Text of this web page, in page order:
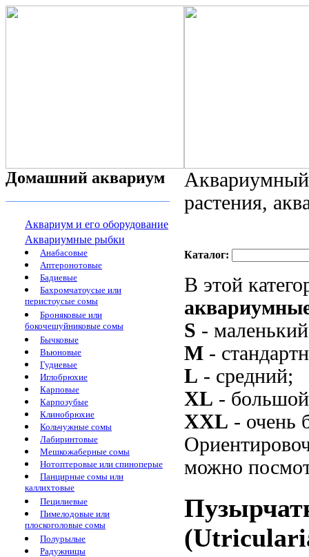
Домашний аквариум
Аквариум и его оборудование
Аквариумные рыбки
Анабасовые
Аптеронотовые
Бадиевые
Бахромчатоусые или
перистоусые сомы
Броняковые или
бокочешуйниковые сомы
Бычковые
Вьюновые
Гудиевые
Иглобрюхие
Карповые
Карпозубые
Клинобрюхие
Кольчужные сомы
Лабиринтовые
Мешкожаберные сомы
Нотоптеровые или спиноперые
Панцирные сомы или
каллихтовые
Пецилиевые
Пимелодовые или
плоскоголовые сомы
Полурылые
Радужницы
растения,
Каталог:
В этой
S -
M -
L - средний;
XL -
XXL - очень
можно